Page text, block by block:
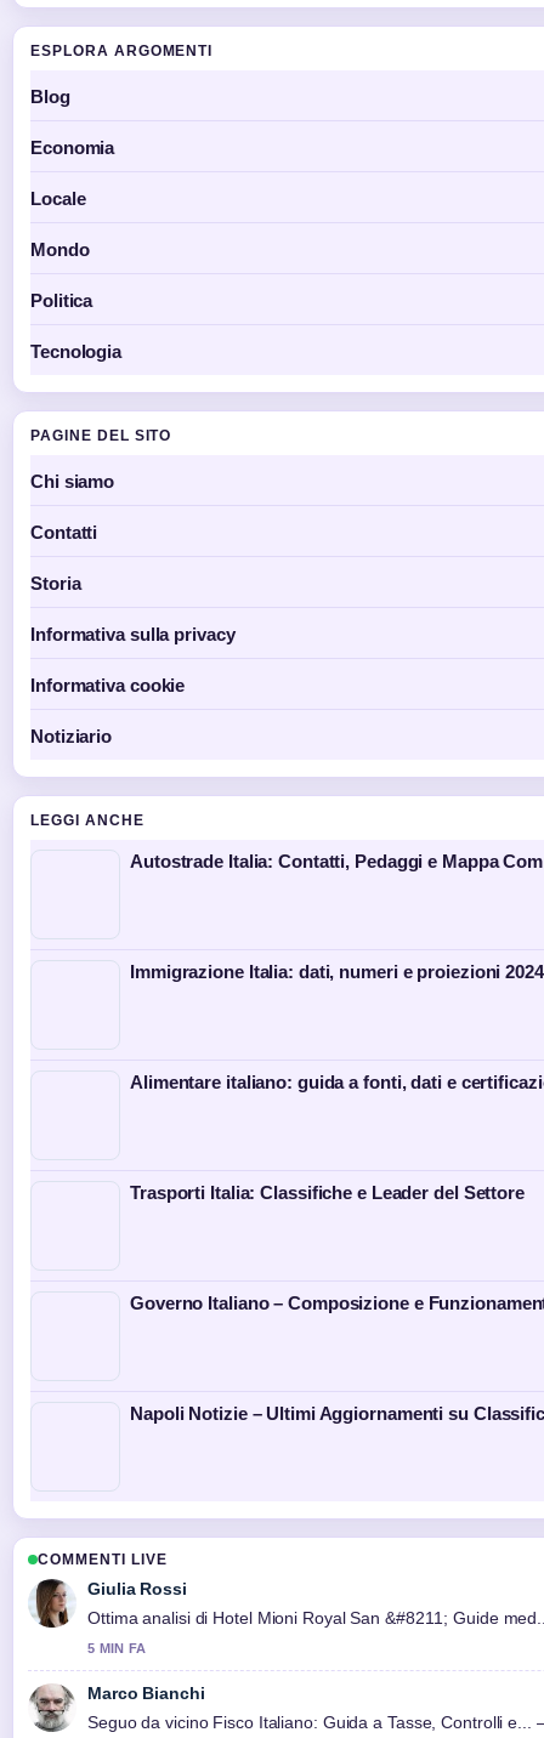
ESPLORA ARGOMENTI
Blog
Economia
Locale
Mondo
Politica
Tecnologia
PAGINE DEL SITO
Chi siamo
Contatti
Storia
Informativa sulla privacy
Informativa cookie
Notiziario
LEGGI ANCHE
Autostrade Italia: Contatti, Pedaggi e Mappa
Immigrazione Italia: dati, numeri e proiezioni
Alimentare italiano: guida a fonti, dati e
Trasporti Italia: Classifiche e Leader del Settore
Governo Italiano – Composizione e
Napoli Notizie – Ultimi Aggiornamenti su
COMMENTI LIVE
Giulia Rossi
Ottima analisi di Hotel Mioni Royal San &#8211; Guide
5 MIN FA
Marco Bianchi
Seguo da vicino Fisco Italiano: Guida a Tasse, Controlli